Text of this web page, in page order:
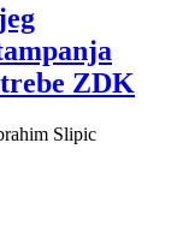
ZDK
Slipic